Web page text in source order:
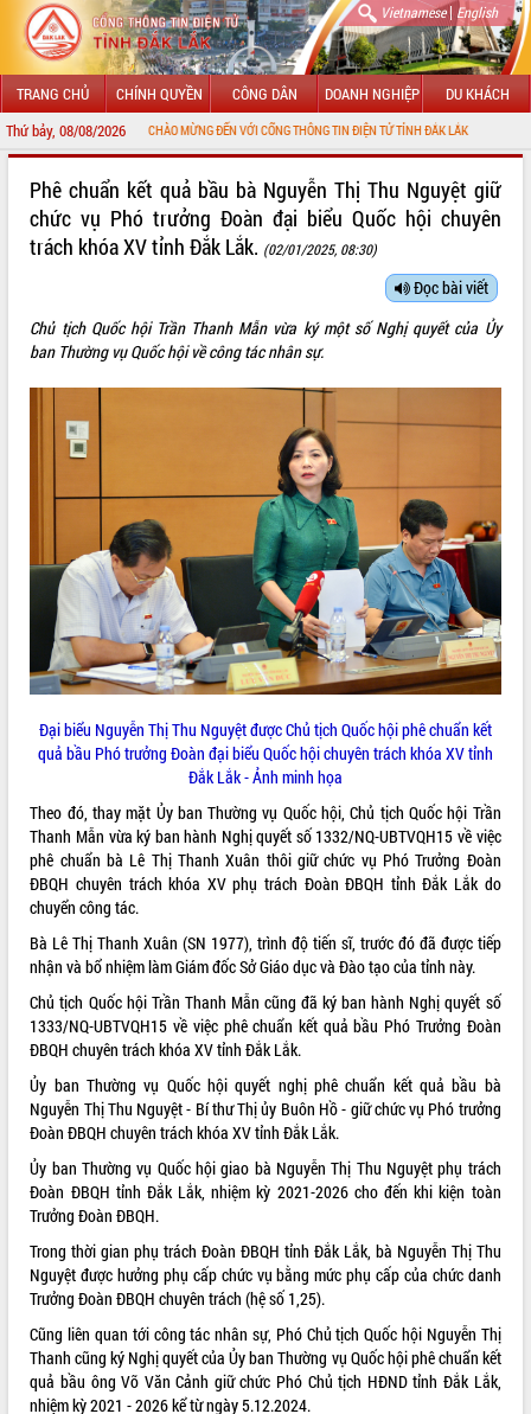
Vietnamese| English
TRANG CHỦ CHÍNH QUYỀN CÔNG DÂN DOANH NGHIỆP DU KHÁCH
Thứ bảy, 08/08/2026CHÀO MỪNG ĐẾN VỚI CỔNG THÔNG TIN ĐIỆN TỬ TỈNH ĐẮK LẮK
LÃNH ĐẠO UBND TỈNH
SỞ, BAN, NGÀNH
THÔNG TIN CHỈ ĐẠO ĐIỀU HÀNH
HỆ THỐNG VĂN BẢN
ĐIỂM TIN VĂN BẢN
QUY HOẠCH - KẾ HOẠCH
VIDEO
Không có file video nào để phát.
ALBUM ẢNH
Phê chuẩn kết quả bầu bà Nguyễn Thị Thu Nguyệt giữ
chức vụ Phó trưởng Đoàn đại biểu Quốc hội chuyên
trách khóa XV tỉnh Đắk Lắk. (02/01/2025, 08:30)
Đọc bài viết
Chủ tịch Quốc hội Trần Thanh Mẫn vừa ký một số Nghị quyết của Ủy
ban Thường vụ Quốc hộivề công tác nhân sự.
Đại biểu Nguyễn Thị Thu Nguyệt được Chủ tịch Quốc hội phê chuẩn kết
quả bầu Phó trưởng Đoàn đại biểu Quốc hội chuyên trách khóa XV tỉnh
Đắk Lắk - Ảnh minh họa
Theo đó, thay mặt Ủy ban Thường vụ Quốc hội, Chủ tịch Quốc hội Trần
Thanh Mẫn vừa ký ban hành Nghị quyết số 1332/NQ-UBTVQH15 về việc
phê chuẩn bà Lê Thị Thanh Xuân thôi giữ chức vụ Phó Trưởng Đoàn
ĐBQH chuyên trách khóa XV phụ trách Đoàn ĐBQH tỉnh Đắk Lắk do
chuyển công tác.
Bà Lê Thị Thanh Xuân (SN 1977), trình độ tiến sĩ, trước đó đã được tiếp
nhận và bổ nhiệm làm Giám đốc Sở Giáo dục và Đào tạo của tỉnh này.
Chủ tịch Quốc hội Trần Thanh Mẫn cũng đã ký ban hành Nghị quyết số
1333/NQ-UBTVQH15 về việc phê chuẩn kết quả bầu Phó Trưởng Đoàn
ĐBQH chuyên trách khóa XV tỉnh Đắk Lắk.
Ủy ban Thường vụ Quốc hội quyết nghị phê chuẩn kết quả bầu bà
Nguyễn Thị Thu Nguyệt - Bí thư Thị ủy Buôn Hồ - giữ chức vụ Phó trưởng
Đoàn ĐBQH chuyên trách khóa XV tỉnh Đắk Lắk.
Ủy ban Thường vụ Quốc hội giao bà Nguyễn Thị Thu Nguyệt phụ trách
Đoàn ĐBQH tỉnh Đắk Lắk, nhiệm kỳ 2021-2026 cho đến khi kiện toàn
Trưởng Đoàn ĐBQH.
Trong thời gian phụ trách Đoàn ĐBQH tỉnh Đắk Lắk, bà Nguyễn Thị Thu
Nguyệt được hưởng phụ cấp chức vụ bằng mức phụ cấp của chức danh
Trưởng Đoàn ĐBQH chuyên trách (hệ số 1,25).
Cũng liên quan tới công tác nhân sự, Phó Chủ tịch Quốc hội Nguyễn Thị
Thanh cũng ký Nghị quyết của Ủy ban Thường vụ Quốc hội phê chuẩn kết
quả bầu ông Võ Văn Cảnh giữ chức Phó Chủ tịch HĐND tỉnh Đắk Lắk,
nhiệm kỳ 2021 - 2026 kể từ ngày 5.12.2024.